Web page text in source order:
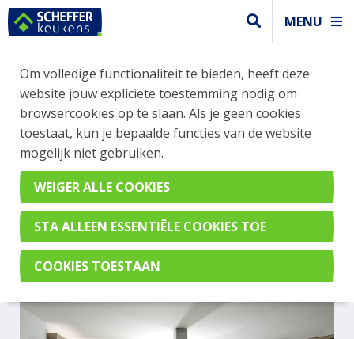
MENU
Design keuken
DESIGN LICHTGRIJZE
KEUKEN GLANS
GECOMBINEERD MET
HOUTEN WANDPLANKEN
Perfect Brillant Parelgrijs
Om volledige functionaliteit te bieden, heeft deze
website jouw expliciete toestemming nodig om
browsercookies op te slaan. Als je geen cookies
toestaat, kun je bepaalde functies van de website
mogelijk niet gebruiken.